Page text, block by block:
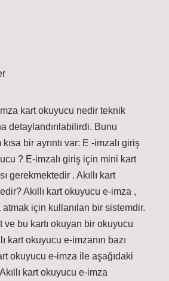
kart okuyucu nedir teknik
detaylandırılabilirdi. Bunu
bir ayrıntı var: E -imzalı giriş
? E-imzalı giriş için mini kart
gerekmektedir . Akıllı kart
Akıllı kart okuyucu e-imza ,
için kullanılan bir sistemdir.
ve bu kartı okuyan bir okuyucu
kart okuyucu e-imzanın bazı
okuyucu e-imza ile aşağıdaki
kart okuyucu e-imza